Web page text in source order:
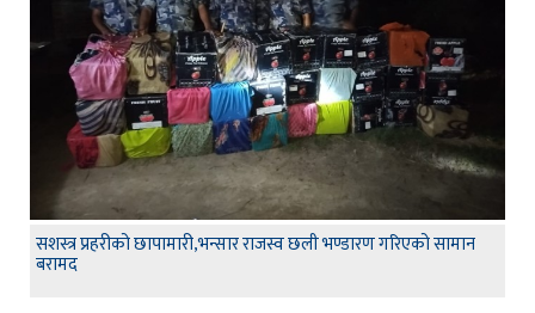
सशस्त्र प्रहरीको छापामारी,भन्सार राजस्व छली भण्डारण गरिएको सामान
बरामद